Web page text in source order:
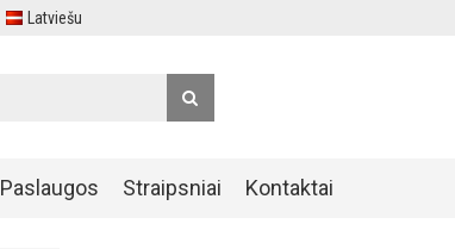
Latviešu
Paslaugos Straipsniai Kontaktai